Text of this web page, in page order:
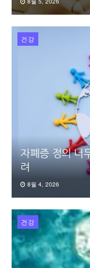
건강
자폐증 정의 너
려
8월 4, 2026
건강